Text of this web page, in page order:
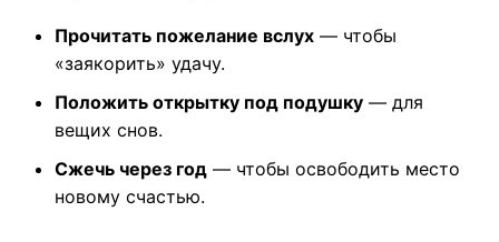
Прочитать пожелание вслух— чтобы
«заякорить» удачу.
Положить открытку под подушку— для
вещих снов.
Сжечь через год— чтобы освободить место
новому счастью.